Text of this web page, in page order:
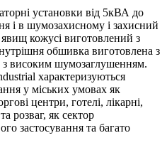
установки від 5кВА до
і в шумозахисному і захисний
кожусі виготовлений з
обшивка виготовлена з
з високим шумозаглушенням.
характеризуються
у міських умовах як
центри, готелі, лікарні,
розваг, як сектор
застосування та багато